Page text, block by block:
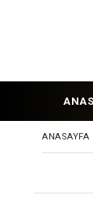
ANASAYFA